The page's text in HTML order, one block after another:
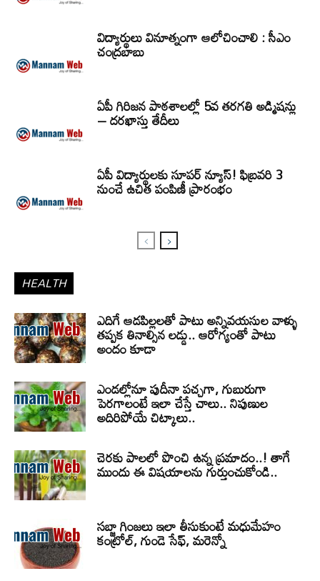
విద్యార్థులు వినూత్నంగా ఆలోచించాలి : సీఎం
చంద్రబాబు
ఏపీ గిరిజన పాఠశాలల్లో 5వ తరగతి అడ్మిషన్లు
– దరఖాస్తు తేదీలు
ఏపీ విద్యార్థులకు సూపర్ న్యూస్! ఫిబ్రవరి 3
నుంచే ఉచిత పంపిణీ ప్రారంభం
HEALTH
ఎదిగే ఆడపిల్లలతో పాటు అన్నివయసుల వాళ్ళు
తప్పక తినాల్సిన లడ్డు.. ఆరోగ్యంతో పాటు
అందం కూడా
ఎండల్లోనూ పుదీనా పచ్చగా, గుబురుగా
పెరగాలంటే ఇలా చేస్తే చాలు.. నిపుణుల
అదిరిపోయే చిట్కాలు..
చెరకు పాలలో పొంచి ఉన్న ప్రమాదం..! తాగే
ముందు ఈ విషయాలను గుర్తుంచుకోండి..
సబ్జా గింజలు ఇలా తీసుకుంటే మధుమేహం
కంట్రోల్, గుండె సేఫ్, మరెన్నో